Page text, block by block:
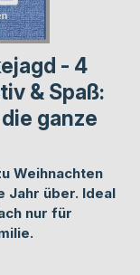
- 4
& Spaß:
ganze
Weihnachten
Jahr über. Ideal
nur für